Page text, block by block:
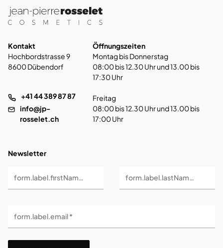
Kontakt
Hochbordstrasse 9
8600 Dübendorf
+41 44 389 87 87
info@jp-
rosselet.ch
Öffnungszeiten
Montag bis Donnerstag
08:00 bis 12.30 Uhr und 13.00 bis
17:30 Uhr
Freitag
08:00 bis 12.30 Uhr und 13.00 bis
17:00 Uhr
Newsletter
form.label.firstName * form.label.lastName *
form.label.email *